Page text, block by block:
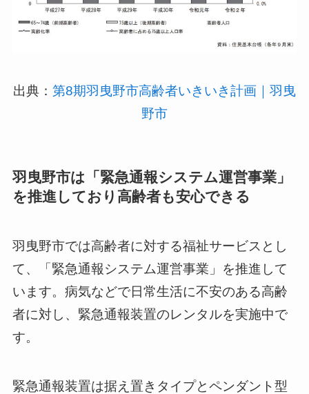
出典： 第8期羽曳野市高齢者いきいき計画｜羽曳
野市
羽曳野市は「緊急通報システム運営事業」
を推進しており高齢者も安心できる
羽曳野市では高齢者に対する福祉サービスとし
て、「緊急通報システム運営事業」を推進して
います。病気などで日常生活に不安のある高齢
者に対し、緊急通報装置のレンタルを実施中で
す。
緊急通報装置は据え置きタイプとペンダント型